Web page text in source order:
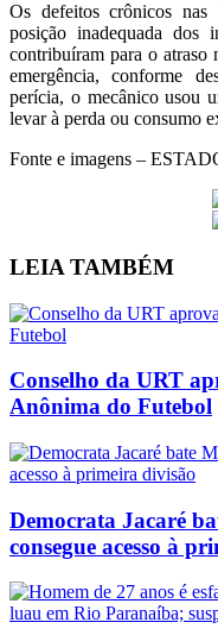
Os defeitos crônicos
posição inadequada dos
contribuíram para o atraso
emergência, conforme
perícia, o mecânico usou
levar à perda ou consumo
Fonte e imagens –
LEIA TAMBÉM
Conselho da URT
Anônima do Futebol
Democrata Jacaré
consegue acesso à